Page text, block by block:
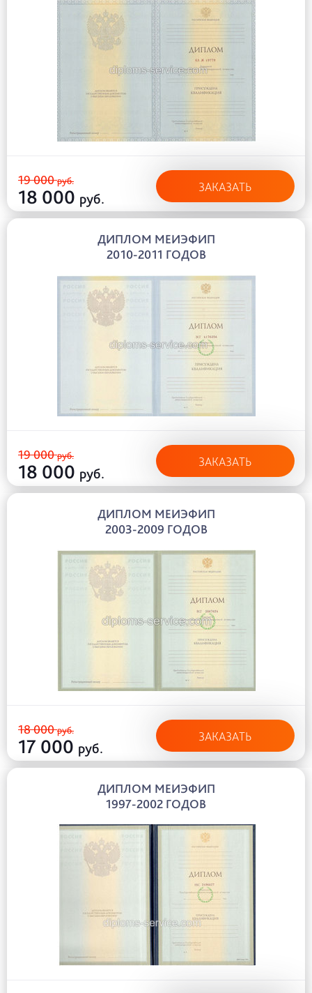
19 000руб.
18 000 руб.
ЗАКАЗАТЬ
ДИПЛОМ МЕИЭФИП
2010-2011 ГОДОВ
19 000руб.
18 000 руб.
ЗАКАЗАТЬ
ДИПЛОМ МЕИЭФИП
2003-2009 ГОДОВ
18 000руб.
17 000 руб.
ЗАКАЗАТЬ
ДИПЛОМ МЕИЭФИП
1997-2002 ГОДОВ